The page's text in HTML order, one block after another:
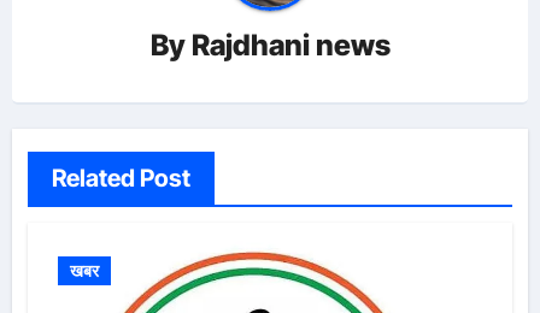
By Rajdhani news
Related Post
खबर